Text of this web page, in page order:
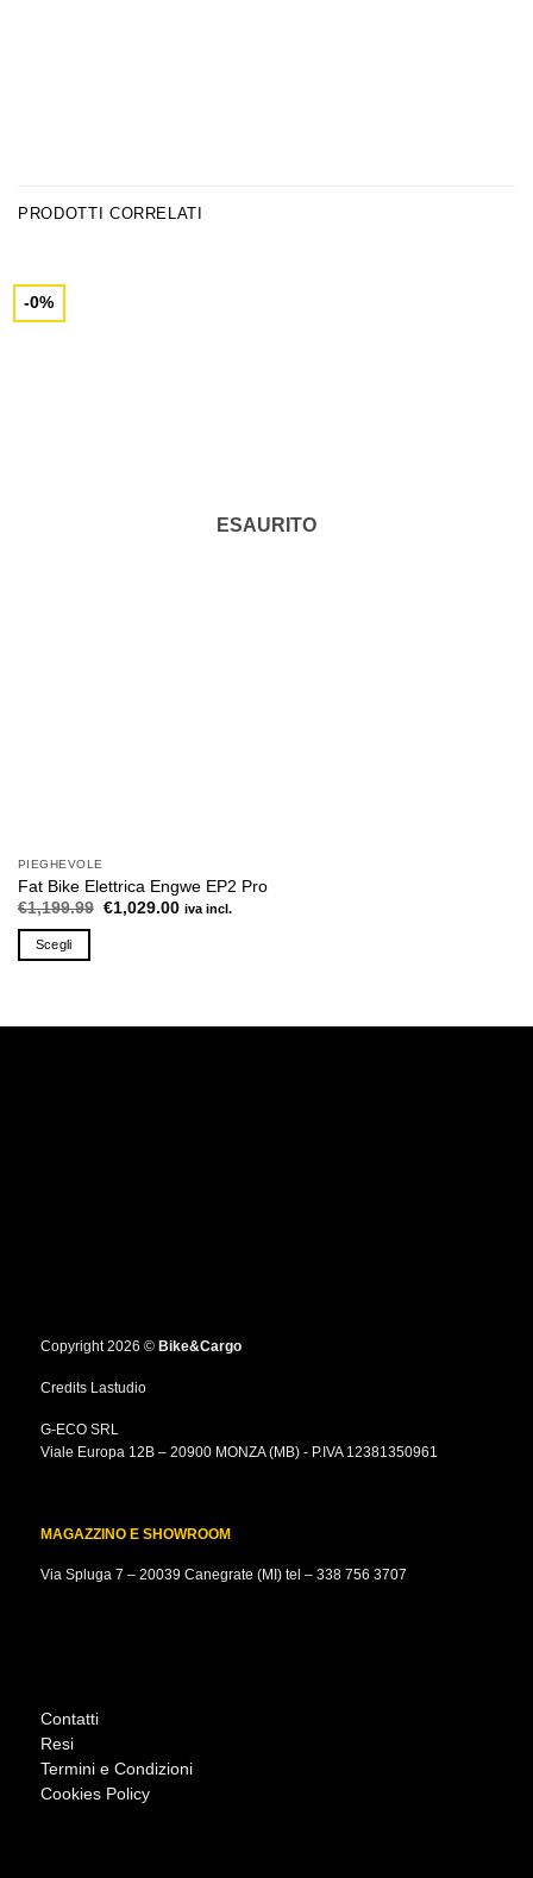
PRODOTTI CORRELATI
-0%
ESAURITO
PIEGHEVOLE
Fat Bike Elettrica Engwe EP2 Pro
€1,199.99 Il
€1,029.00Iliva incl.
Scegli
ha
Copyright 2026 © Bike&Cargo
Credits Lastudio
G-ECO SRL
Viale Europa 12B – 20900 MONZA (MB) - P.IVA 12381350961
MAGAZZINO E SHOWROOM
Via Spluga 7 – 20039 Canegrate (MI) tel – 338 756 3707
Contatti
Resi
Termini e Condizioni
Cookies Policy